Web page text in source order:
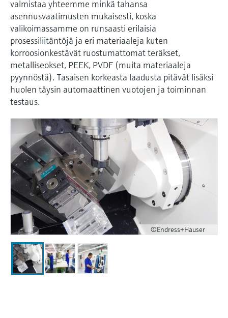
Device Viewer
Löydä tuotekohtaiset tiedot ja
dokumentaatio.
Varaosahaku
Löydä varaosat tuotteen juuren, tilauskoodin
tai sarjanumeron perusteella.
Mikroaaltomittaus
Memosens technology
Näytä kaikki
päätöksentekoa tukevan prosessin
läpinäkyvyyden ansiosta
valmistaa yhteemme minkä tahansa
asennusvaatimusten mukaisesti, koska
valikoimassamme on runsaasti erilaisia
prosessiliitäntöjä ja eri materiaaleja kuten
korroosionkestävät ruostumattomat teräkset,
metalliseokset, PEEK, PVDF (muita materiaaleja
pyynnöstä). Tasaisen korkeasta laadusta pitävät lisäksi
huolen täysin automaattinen vuotojen ja toiminnan
testaus.
©Endress+Hauser